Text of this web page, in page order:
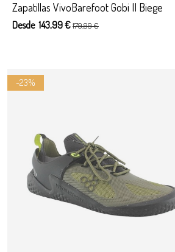
Zapatillas VivoBarefoot Gobi II Biege
Desde 143,99 €179,99 €
-23%